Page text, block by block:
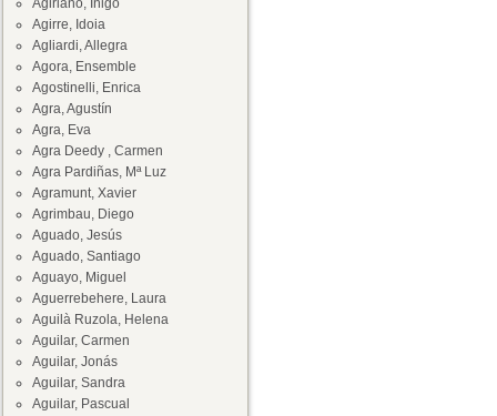
Agiriano, Iñigo
Agirre, Idoia
Agliardi, Allegra
Agora, Ensemble
Agostinelli, Enrica
Agra, Agustín
Agra, Eva
Agra Deedy , Carmen
Agra Pardiñas, Mª Luz
Agramunt, Xavier
Agrimbau, Diego
Aguado, Jesús
Aguado, Santiago
Aguayo, Miguel
Aguerrebehere, Laura
Aguilà Ruzola, Helena
Aguilar, Carmen
Aguilar, Jonás
Aguilar, Sandra
Aguilar, Pascual